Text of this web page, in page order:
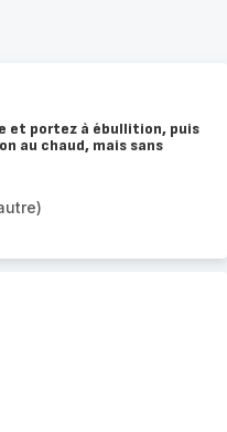
et portez à ébullition, puis
au chaud, mais sans